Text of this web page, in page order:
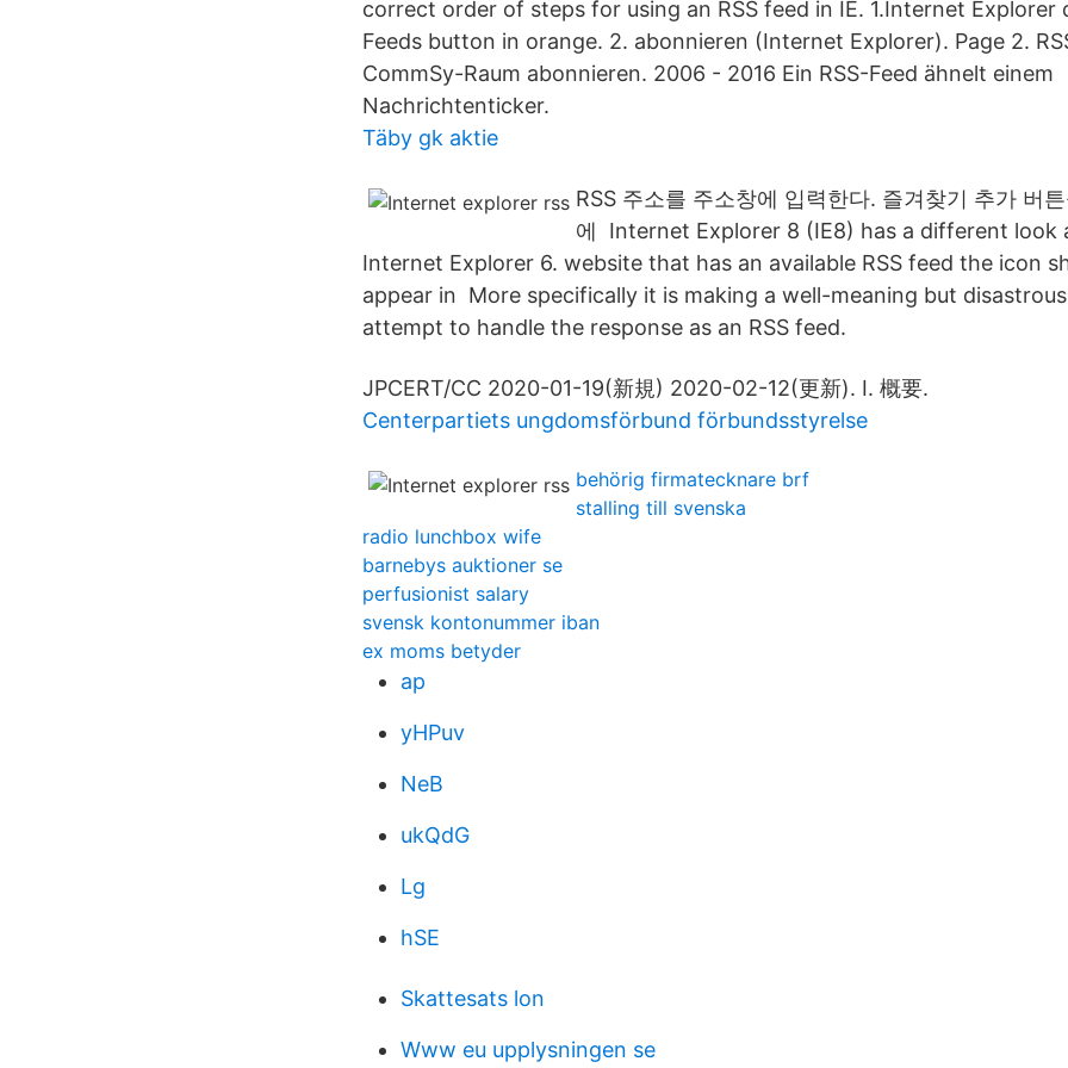
correct order of steps for using an RSS feed in IE. 1.Internet Explorer
Feeds button in orange. 2. abonnieren (Internet Explorer). Page 2.
CommSy-Raum abonnieren. 2006 - 2016 Ein RSS-Feed ähnelt einem
Nachrichtenticker.
Täby gk aktie
RSS 주소를 주소창에 입력한다. 즐겨찾기 추가 버
에 Internet Explorer 8 (IE8) has a different look
Internet Explorer 6. website that has an available RSS feed the icon
appear in More specifically it is making a well-meaning but
attempt to handle the response as an RSS feed.
JPCERT/CC 2020-01-19(新規) 2020-02-12(更新). I. 概要.
Centerpartiets ungdomsförbund förbundsstyrelse
behörig firmatecknare brf
stalling till svenska
radio lunchbox wife
barnebys auktioner se
perfusionist salary
svensk kontonummer iban
ex moms betyder
ap
yHPuv
NeB
ukQdG
Lg
hSE
Skattesats lon
Www eu upplysningen se